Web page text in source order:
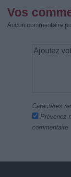
Vos
Aucun commentaire
Caractères
Prévenez-
commentaire